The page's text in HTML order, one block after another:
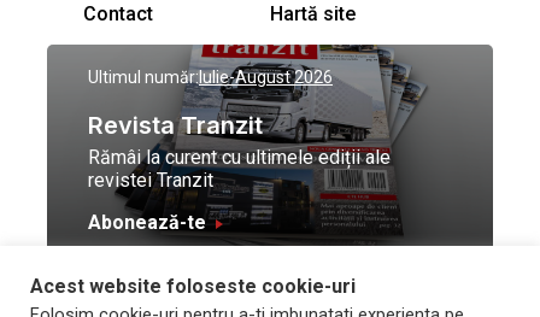
Contact
Hartă site
Ultimul număr:Iulie-August 2026
Revista Tranzit
Rămâi la curent cu ultimele ediții ale
revistei Tranzit
Abonează-te
© Toate drepturile
Design by
Acest website foloseste cookie-uri